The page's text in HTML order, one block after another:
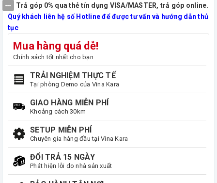
Trả góp 0% qua thẻ tín dụng VISA/MASTER, trả góp online.
Quý khách liên hệ số Hotline để được tư vấn và hướng dẫn thủ
tục
Mua hàng quá dễ!
Chính sách tốt nhất cho bạn
TRẢI NGHIỆM THỰC TẾ
Tại phòng Demo của Vina Kara
GIAO HÀNG MIỄN PHÍ
Khoảng cách 30km
SETUP MIỄN PHÍ
Chuyên gia hàng đầu tại Vina Kara
ĐỔI TRẢ 15 NGÀY
Phát hiện lỗi do nhà sản xuất